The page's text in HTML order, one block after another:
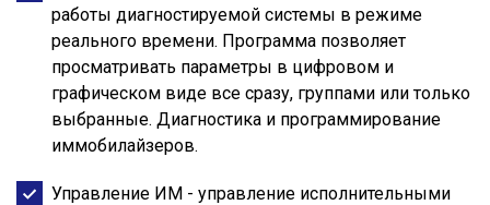
работы диагностируемой системы в режиме
реального времени. Программа позволяет
просматривать параметры в цифровом и
графическом виде все сразу, группами или только
выбранные. Диагностика и программирование
иммобилайзеров.
Управление ИМ - управление исполнительными